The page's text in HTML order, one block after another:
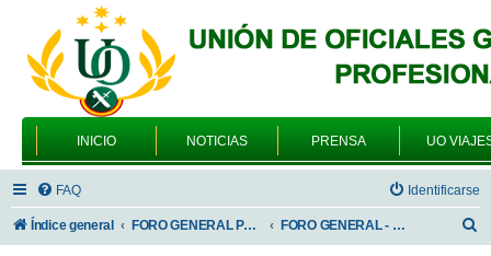
INICIO NOTICIAS PRENSA UO
FAQ Identificarse
Índice general FORO GENERAL PARA TODOS LOS USUARIOS FORO GENERAL - TEMAS PROFESIONALES